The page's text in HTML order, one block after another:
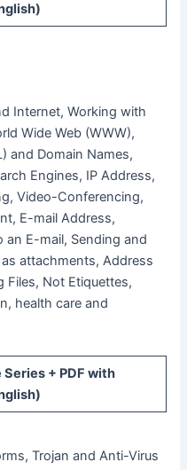
Internet, Working with
Wide Web (WWW),
and Domain Names,
Engines, IP Address,
Video-Conferencing,
E-mail Address,
E-mail, Sending and
attachments, Address
Files, Not Etiquettes,
health care and
+ PDF with
Trojan and Anti-Virus